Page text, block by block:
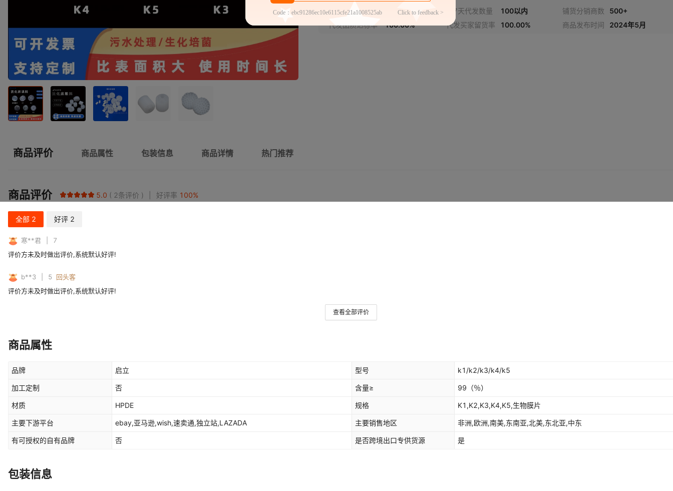
近30天代发数量 100以内 近7天代发数量 100以内 铺货分销商数
500+
代发品质达标率
100.00% 代发买家留货率 100.00% 商品发布时间 2024年5月
商品评价 商品属性 包装信息 商品详情 热门推荐
商品评价 5.0 2条评价 好评率 100%
全部 2 好评 2
寒**君
7
评价方未及时做出评价,系统默认好评!
b**3 5
回头客
评价方未及时做出评价,系统默认好评!
查看全部评价
商品属性
品牌 启立 型号 k1/k2/k3/k4/k5
加工定制 否 含量≥ 99 （％）
材质 HPDE 规格 K1,K2,K3,K4,K5,生物膜片
主要下游平台 ebay,亚马逊,wish,速卖通,独立站,LAZADA 主要销售地区 非洲,欧洲,南美,东南亚,北美,东北亚,中东
有可授权的自有品牌 否 是否跨境出口专供货源 是
包装信息